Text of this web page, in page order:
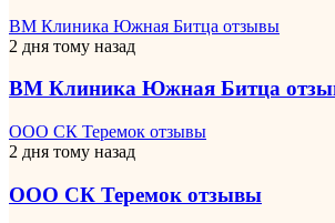
ВМ Клиника Южная Битца отзывы
2 дня тому назад
ВМ Клиника Южная Битца
ООО СК Теремок отзывы
2 дня тому назад
ООО СК Теремок отзывы